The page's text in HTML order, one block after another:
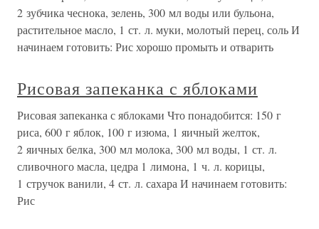
2 зубчика чеснока, зелень, 300 мл воды или бульона,
растительное масло, 1 ст. л. муки, молотый перец, соль И
начинаем готовить: Рис хорошо промыть и отварить
Рисовая запеканка с яблоками
Рисовая запеканка с яблоками Что понадобится: 150 г
риса, 600 г яблок, 100 г изюма, 1 яичный желток,
2 яичных белка, 300 мл молока, 300 мл воды, 1 ст. л.
сливочного масла, цедра 1 лимона, 1 ч. л. корицы,
1 стручок ванили, 4 ст. л. сахара И начинаем готовить:
Рис